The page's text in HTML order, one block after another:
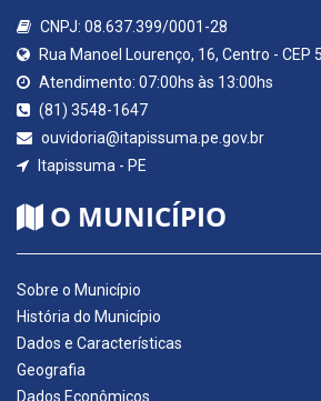
CNPJ: 08.637.399/0001-28
Rua Manoel Lourenço, 16, Centro - CEP
Atendimento: 07:00hs às 13:00hs
(81) 3548-1647
ouvidoria@itapissuma.pe.gov.br
Itapissuma - PE
O MUNICÍPIO
Sobre o Município
História do Município
Dados e Características
Geografia
Dados Econômicos